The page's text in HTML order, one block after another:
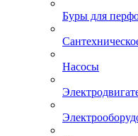
Буры для
Насосы